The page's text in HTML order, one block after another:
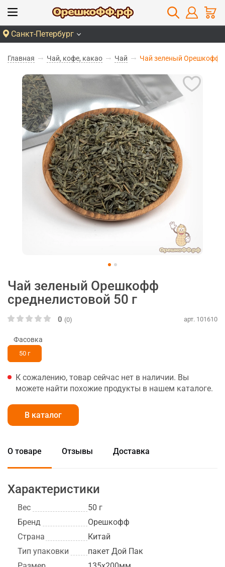
Санкт-Петербург
Главная Чай, кофе, какао Чай Чай зеленый Орешкофф
Чай зеленый Орешкофф
среднелистовой 50 г
0 (0) арт. 101610
Фасовка
50 г
К сожалению, товар сейчас нет в наличии. Вы
можете найти похожие продукты в нашем каталоге.
В каталог
О товаре Отзывы Доставка
Характеристики
Вес
50 г
Бренд
Орешкофф
Страна
Китай
Тип упаковки
пакет Дой Пак